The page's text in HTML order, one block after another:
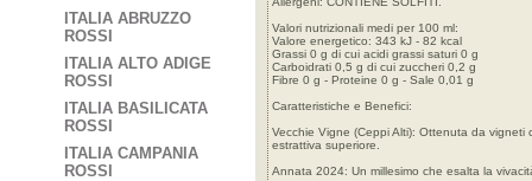
ITALIA ABRUZZO
ROSSI
ITALIA ALTO ADIGE
ROSSI
ITALIA BASILICATA
ROSSI
ITALIA CAMPANIA
ROSSI
Valori nutrizionali medi per 100 ml:
Valore energetico: 343 kJ - 82 kcal
Grassi 0 g di cui acidi grassi saturi 0 g
Carboidrati 0,5 g di cui zuccheri 0,2 g
Fibre 0 g - Proteine 0 g - Sale 0,01 g
Caratteristiche e Benefici:
Vecchie Vigne (Ceppi Alti): Ottenuta da
estrattiva superiore.
Annata 2024: Un millesimo che esalta la